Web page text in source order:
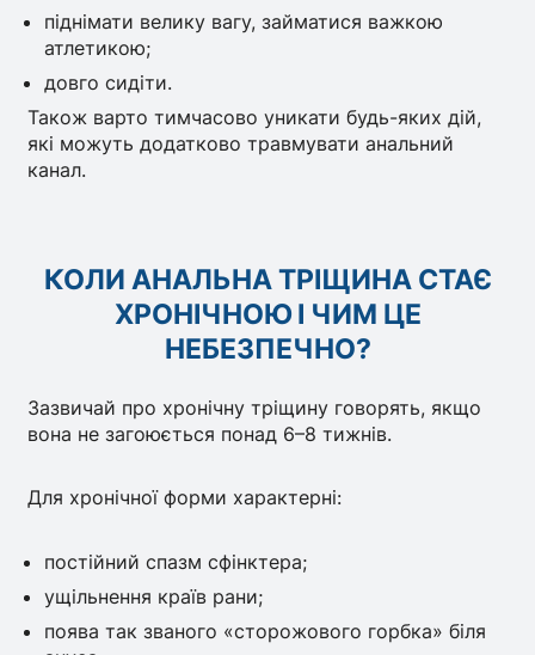
піднімати велику вагу, займатися важкою
атлетикою;
довго сидіти.
Також варто тимчасово уникати будь-яких дій,
які можуть додатково травмувати анальний
канал.
КОЛИ АНАЛЬНА ТРІЩИНА СТАЄ
ХРОНІЧНОЮ І ЧИМ ЦЕ
НЕБЕЗПЕЧНО?
Зазвичай про хронічну тріщину говорять, якщо
вона не загоюється понад 6–8 тижнів.
Для хронічної форми характерні:
постійний спазм сфінктера;
ущільнення країв рани;
поява так званого «сторожового горбка» біля